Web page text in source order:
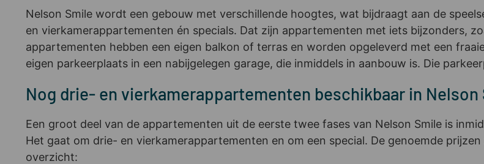
Nelson Smile wordt een gebouw met verschillende hoogtes, wat bijdraagt aan de
en vierkamerappartementen én specials. Dat zijn appartementen met iets bijzonders,
appartementen hebben een eigen balkon of terras en worden opgeleverd met een
eigen parkeerplaats in een nabijgelegen garage, die inmiddels in aanbouw is. Die
Nog drie- en vierkamerappartementen beschikbaar in Nelson
Een groot deel van de appartementen uit de eerste twee fases van Nelson Smile is
Het gaat om drie- en vierkamerappartementen en om een special. De genoemde
overzicht: